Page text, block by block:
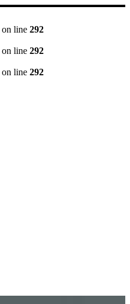
on line 292
on line 292
on line 292